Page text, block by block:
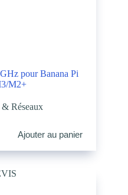
pour Banana Pi
M2+
Réseaux
Ajouter au panier